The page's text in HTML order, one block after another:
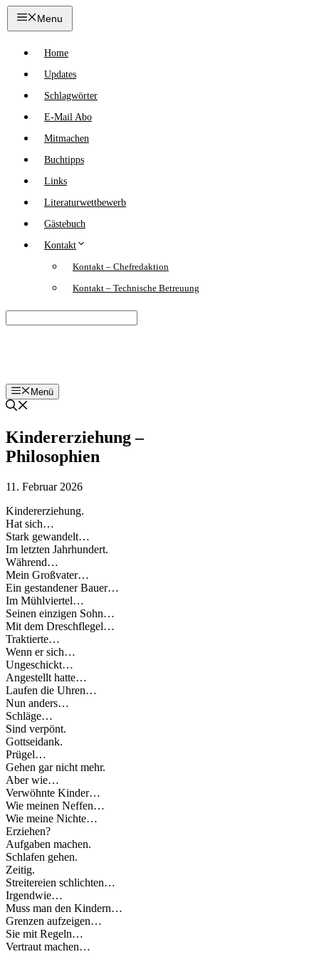
Zum
Inhalt
Menu
Home
Updates
Schlagwörter
E-Mail Abo
Mitmachen
Buchtipps
Links
Literaturwettbewerb
Gästebuch
Kontakt
Kontakt – Chefredaktion
Kontakt – Technische Betreuung
Menü
Kindererziehung –
Philosophien
11. Februar 2026
Kindererziehung.
Hat sich…
Stark gewandelt…
Im letzten Jahrhundert.
Während…
Mein Großvater…
Ein gestandener Bauer…
Im Mühlviertel…
Seinen einzigen Sohn…
Mit dem Dreschflegel…
Traktierte…
Wenn er sich…
Ungeschickt…
Angestellt hatte…
Laufen die Uhren…
Nun anders…
Schläge…
Sind verpönt.
Gottseidank.
Prügel…
Gehen gar nicht mehr.
Aber wie…
Verwöhnte Kinder…
Wie meinen Neffen…
Wie meine Nichte…
Erziehen?
Aufgaben machen.
Schlafen gehen.
Zeitig.
Streitereien schlichten…
Irgendwie…
Muss man den Kindern…
Grenzen aufzeigen…
Sie mit Regeln…
Vertraut machen…